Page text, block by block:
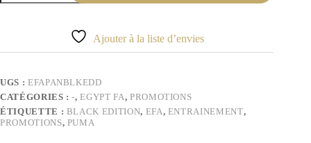
Pantalon
EDITION]
Ajouter à la liste d’envies
UGS : EFAPANBLKEDD
CATÉGORIES :-,EGYPT FA, PROMOTIONS
ÉTIQUETTE : BLACK EDITION, EFA, ENTRAINEMENT,
PROMOTIONS, PUMA